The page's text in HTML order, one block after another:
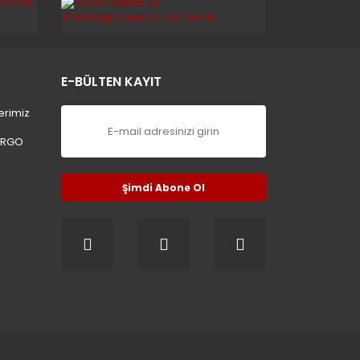
E-BÜLTEN KAYIT
Şimdi Abone Ol